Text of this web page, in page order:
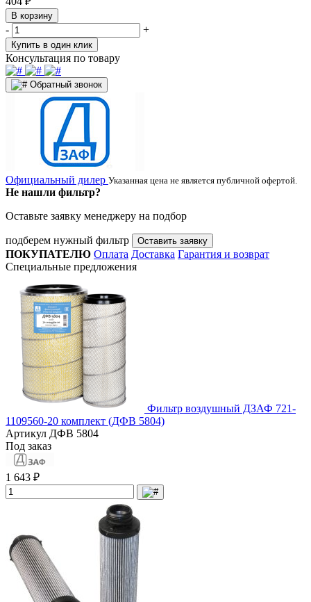
В корзину
- +
Купить в один клик
Консультация по товару
Обратный звонок
Официальный дилер Указанная цена не является публичной офертой.
Не нашли фильтр?
Оставьте заявку менеджеру на подбор
подберем нужный фильтр Оставить заявку
ПОКУПАТЕЛЮ Оплата Доставка Гарантия и возврат
Специальные предложения
Фильтр воздушный ДЗАФ 721-
1109560-20 комплект (ДФВ 5804)
Артикул ДФВ 5804
Под заказ
1 643 ₽